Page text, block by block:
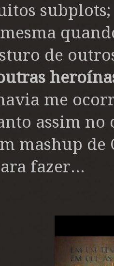
de
me
assim no
mashup
fazer...